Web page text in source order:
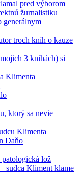
pred výborom
žurnalistiku
generálnym
troch kníh o kauze
3 knihách) si
Klimenta
ktorý sa nevie
Klimenta
Daňo
patologická lož
sudca Kliment klame